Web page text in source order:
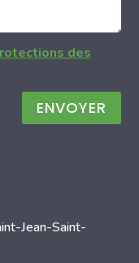
des
ENVOYER
Jean-Saint-